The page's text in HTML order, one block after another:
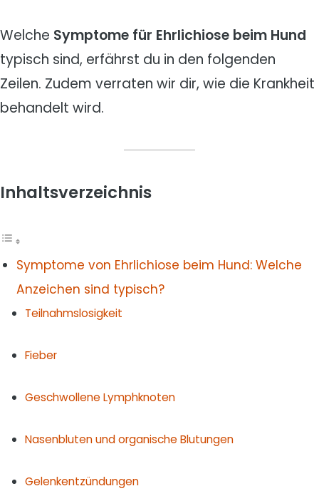
Welche Symptome für Ehrlichiose beim Hund
typisch sind, erfährst du in den folgenden
Zeilen. Zudem verraten wir dir, wie die Krankheit
behandelt wird.
Inhaltsverzeichnis
Symptome von Ehrlichiose beim Hund: Welche
Anzeichen sind typisch?
Teilnahmslosigkeit
Fieber
Geschwollene Lymphknoten
Nasenbluten und organische Blutungen
Gelenkentzündungen